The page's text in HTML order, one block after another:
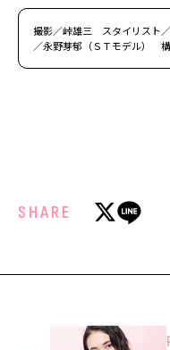
撮影／峠雄三 スタイリスト
／永野芽郁（ＳＴモデル）
SHARE